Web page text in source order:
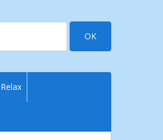
OK
Relax